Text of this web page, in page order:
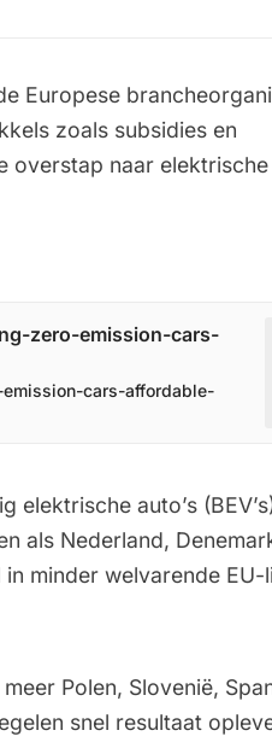
Europese
zoals subsidies en
overstap naar
zero-emission-cars-
emission-cars-affordable-
auto’s
als Nederland,
in minder welvarende EU-
Polen, Slovenië,
snel resultaat